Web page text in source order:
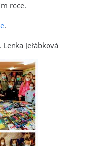
roce.
.
Jeřábková